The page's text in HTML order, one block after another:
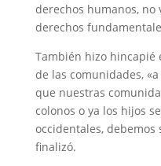
derechos humanos, no
derechos
También hizo hincapié
de las comunidades,
que nuestras
colonos o ya los hijos
occidentales,
finalizó.